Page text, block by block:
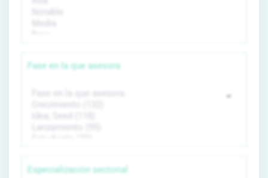
Fase en la que asesora
Especialización sectorial